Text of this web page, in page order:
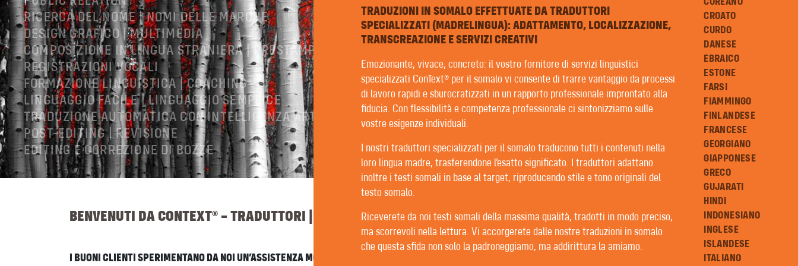
RICERCA DEL NOME | NOMI DELLE MARCHE
DESIGN GRAFICO | MULTIMEDIA
COMPOSIZIONE IN LINGUA STRANIERA | PRESTAMPA
REGISTRAZIONI VOCALI
FORMAZIONE LINGUISTICA | COACHING
LINGUAGGIO FACILE | LINGUAGGIO SEMPLICE
TRADUZIONE AUTOMATICA CON INTELLIGENZA ARTIFICIALE
POST-EDITING | REVISIONE
EDITING E CORREZIONE DI BOZZE
BENVENUTI DA CONTEXT® – TRADUTTORI | REDATTORI | REVISORI
I BUONI CLIENTI SPERIMENTANO DA NOI UN’ASSISTENZA MOLTO PERSONALE. PER FORTUNA ABBIAMO SOLO BUONI
CROATO
CURDO
DANESE
EBRAICO
ESTONE
FARSI
FIAMMINGO
FINLANDESE
FRANCESE
GEORGIANO
GIAPPONESE
GRECO
GUJARATI
HINDI
INDONESIANO
INGLESE
ISLANDESE
ITALIANO
TRADUZIONI IN SOMALO EFFETTUATE DA TRADUTTORI
SPECIALIZZATI (MADRELINGUA): ADATTAMENTO, LOCALIZZAZIONE,
TRANSCREAZIONE E SERVIZI CREATIVI
Emozionante, vivace, concreto: il vostro fornitore di servizi linguistici
specializzati ConText® per il somalo vi consente di trarre vantaggio da processi
di lavoro rapidi e sburocratizzati in un rapporto professionale improntato alla
fiducia. Con flessibilità e competenza professionale ci sintonizziamo sulle
vostre esigenze individuali.
I nostri traduttori specializzati per il somalo traducono tutti i contenuti nella
loro lingua madre, trasferendone l’esatto significato. I traduttori adattano
inoltre i testi somali in base al target, riproducendo stile e tono originali del
testo somalo.
Riceverete da noi testi somali della massima qualità, tradotti in modo preciso,
ma scorrevoli nella lettura. Vi accorgerete dalle nostre traduzioni in somalo
che questa sfida non solo la padroneggiamo, ma addirittura la amiamo.